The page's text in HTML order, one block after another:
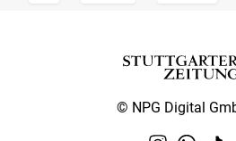
© NPG Digital